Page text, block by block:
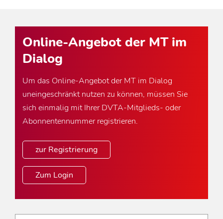
Online-Angebot der MT im
Dialog
Um das Online-Angebot der MT im Dialog
uneingeschränkt nutzen zu können, müssen Sie
sich einmalig mit Ihrer DVTA-Mitglieds- oder
Abonnentennummer registrieren.
zur Registrierung
Zum Login